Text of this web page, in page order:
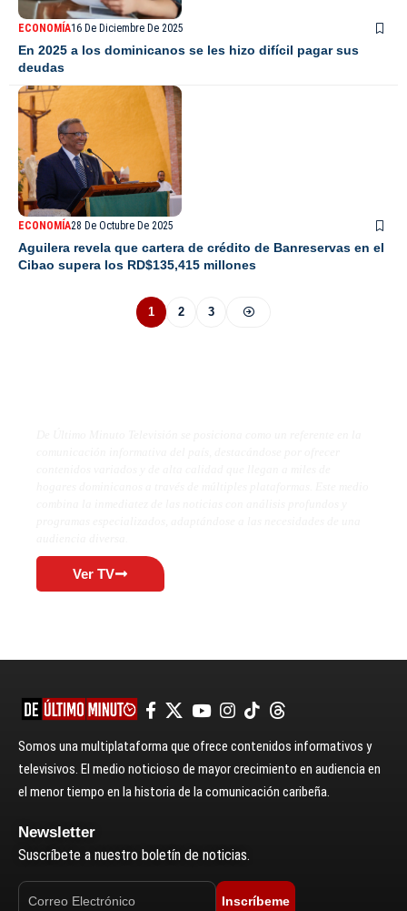
ECONOMÍA16 De Diciembre De 2025
En 2025 a los dominicanos se les hizo difícil pagar sus
deudas
ECONOMÍA28 De Octubre De 2025
Aguilera revela que cartera de crédito de Banreservas en el
Cibao supera los RD$135,415 millones
1 2 3
Ver TV
Somos una multiplataforma que ofrece contenidos informativos y
televisivos. El medio noticioso de mayor crecimiento en audiencia en
el menor tiempo en la historia de la comunicación caribeña.
Newsletter
Suscríbete a nuestro boletín de noticias.
Inscríbeme